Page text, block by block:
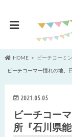
HOME ビーチコーミ
ビーチコーマー憧れの地、
2021.05.05
ビーチコー
所『石川県